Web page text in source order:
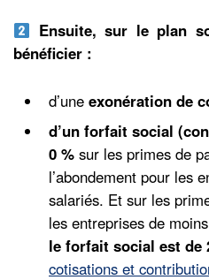
Ensuite, sur le plan
bénéficier :
d’une exonération de
d’un forfait social
0 % sur les primes de
l’abondement pour les
salariés. Et sur les
les entreprises de
le forfait social est de
cotisations et